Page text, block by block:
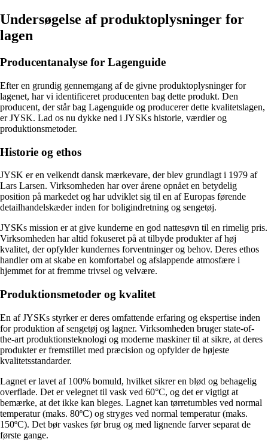
Undersøgelse af produktoplysninger for
lagen
Producentanalyse for Lagenguide
Efter en grundig gennemgang af de givne produktoplysninger for
lagenet, har vi identificeret producenten bag dette produkt. Den
producent, der står bag Lagenguide og producerer dette kvalitetslagen,
er JYSK. Lad os nu dykke ned i JYSKs historie, værdier og
produktionsmetoder.
Historie og ethos
JYSK er en velkendt dansk mærkevare, der blev grundlagt i 1979 af
Lars Larsen. Virksomheden har over årene opnået en betydelig
position på markedet og har udviklet sig til en af Europas førende
detailhandelskæder inden for boligindretning og sengetøj.
JYSKs mission er at give kunderne en god nattesøvn til en rimelig pris.
Virksomheden har altid fokuseret på at tilbyde produkter af høj
kvalitet, der opfylder kundernes forventninger og behov. Deres ethos
handler om at skabe en komfortabel og afslappende atmosfære i
hjemmet for at fremme trivsel og velvære.
Produktionsmetoder og kvalitet
En af JYSKs styrker er deres omfattende erfaring og ekspertise inden
for produktion af sengetøj og lagner. Virksomheden bruger state-of-
the-art produktionsteknologi og moderne maskiner til at sikre, at deres
produkter er fremstillet med præcision og opfylder de højeste
kvalitetsstandarder.
Lagnet er lavet af 100% bomuld, hvilket sikrer en blød og behagelig
overflade. Det er velegnet til vask ved 60°C, og det er vigtigt at
bemærke, at det ikke kan bleges. Lagnet kan tørretumbles ved normal
temperatur (maks. 80ºC) og stryges ved normal temperatur (maks.
150ºC). Det bør vaskes før brug og med lignende farver separat de
første gange.